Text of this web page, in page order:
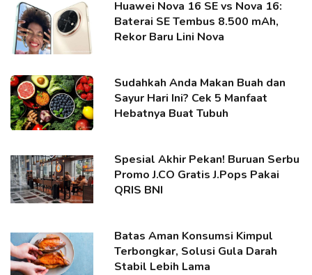
Huawei Nova 16 SE vs Nova 16:
Baterai SE Tembus 8.500 mAh,
Rekor Baru Lini Nova
Sudahkah Anda Makan Buah dan
Sayur Hari Ini? Cek 5 Manfaat
Hebatnya Buat Tubuh
Spesial Akhir Pekan! Buruan Serbu
Promo J.CO Gratis J.Pops Pakai
QRIS BNI
Batas Aman Konsumsi Kimpul
Terbongkar, Solusi Gula Darah
Stabil Lebih Lama